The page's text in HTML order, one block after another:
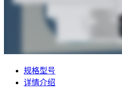
规格型号
详情介绍